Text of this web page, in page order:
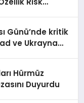
Günü’nde kritik
ve Ukrayna
Hürmüz
Duyurdu